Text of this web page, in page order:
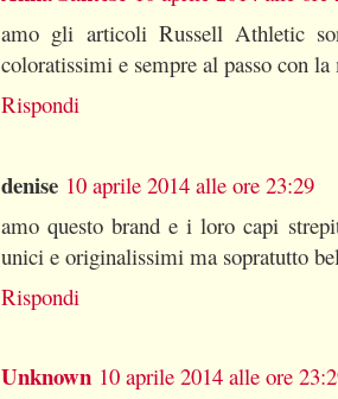
amo gli articoli Russell Athletic
coloratissimi e sempre al passo con la
Rispondi
denise 10 aprile 2014 alle ore 23:29
amo questo brand e i loro capi
unici e originalissimi ma sopratutto
Rispondi
Unknown 10 aprile 2014 alle ore